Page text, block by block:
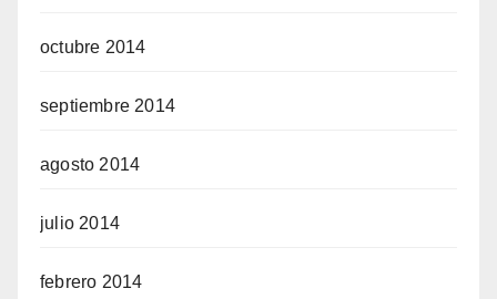
octubre 2014
septiembre 2014
agosto 2014
julio 2014
febrero 2014